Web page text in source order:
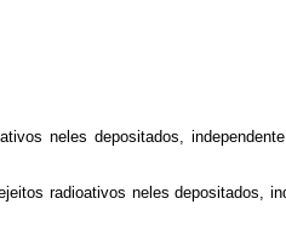
neles depositados,
radioativos neles depositados,